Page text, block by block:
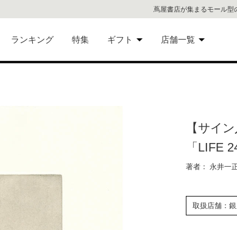
蔦屋書店が集まるモール型
ランキング 特集 ギフト 店舗一覧
代官
書店
【サイ
「LIFE
著者： 永井一
取扱店舗：